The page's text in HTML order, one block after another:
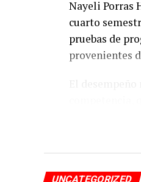
Nayeli Porras
cuarto
pruebas de
provenientes
UNCATEGORIZED